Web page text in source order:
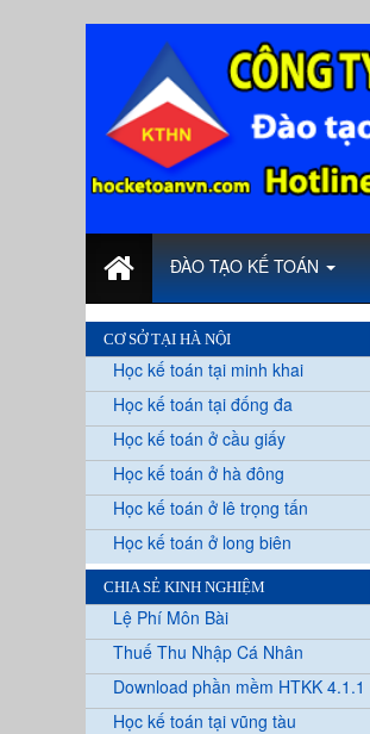
ĐÀO TẠO KẾ TOÁN
CƠ SỞ TẠI HÀ NỘI
Học kế toán tại minh khai
Học kế toán tại đống đa
Học kế toán ở cầu giấy
Học kế toán ở hà đông
Học kế toán ở lê trọng tấn
Học kế toán ở long biên
CHIA SẺ KINH NGHIỆM
Lệ Phí Môn Bài
Thuế Thu Nhập Cá Nhân
Download phần mềm HTKK 4.1.1
Học kế toán tại vũng tàu